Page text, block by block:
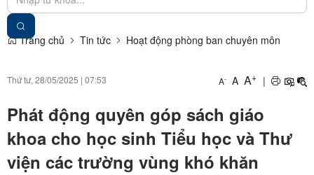
Trang chủ Tin tức Hoạt động phòng ban chuyên môn
Thứ tư, 28/05/2025 | 07:53 A- A A+ |
Phát động quyên góp sách giáo
khoa cho học sinh Tiểu học và Thư
viện các trường vùng khó khăn